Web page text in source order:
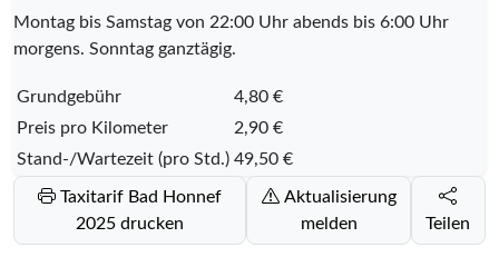
Montag bis Samstag von 22:00 Uhr abends bis 6:00 Uhr
morgens. Sonntag ganztägig.
Grundgebühr
4,80 €
Preis pro Kilometer
2,90 €
Stand-/Wartezeit (pro Std.) 49,50 €
Taxitarif Bad Honnef
2025 drucken
Aktualisierung
melden
Teilen